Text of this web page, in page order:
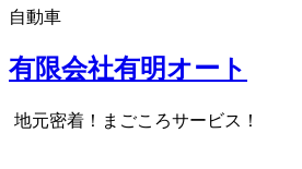
自動車
有限会社有明オート
地元密着！まごころサービス！